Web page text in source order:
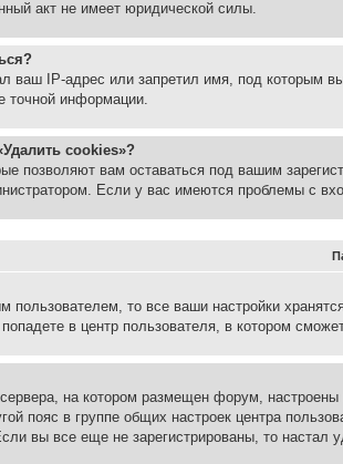
акт не имеет юридической силы.
ваш IP-адрес или запретил имя, под которым
точной информации.
cookies»?
позволяют вам оставаться под вашим
Если у вас имеются проблемы с
пользователем, то все ваши настройки
в центр пользователя, в котором
на котором размещен форум,
пояс в группе общих настроек центра
вы все еще не зарегистрированы, то настал